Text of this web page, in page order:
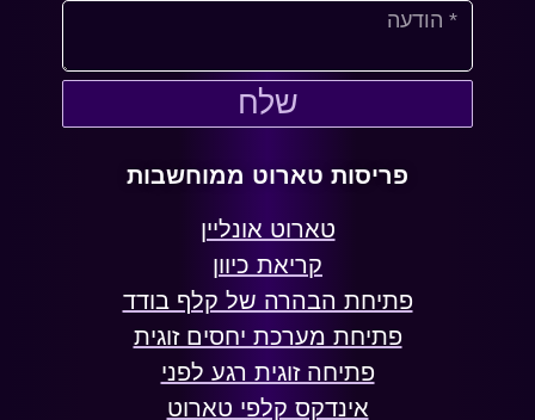
שלח
פריסות טארוט ממוחשבות
טארוט אונליין
קריאת כיוון
פתיחת הבהרה של קלף בודד
פתיחת מערכת יחסים זוגית
פתיחה זוגית רגע לפני
אינדקס קלפי טארוט